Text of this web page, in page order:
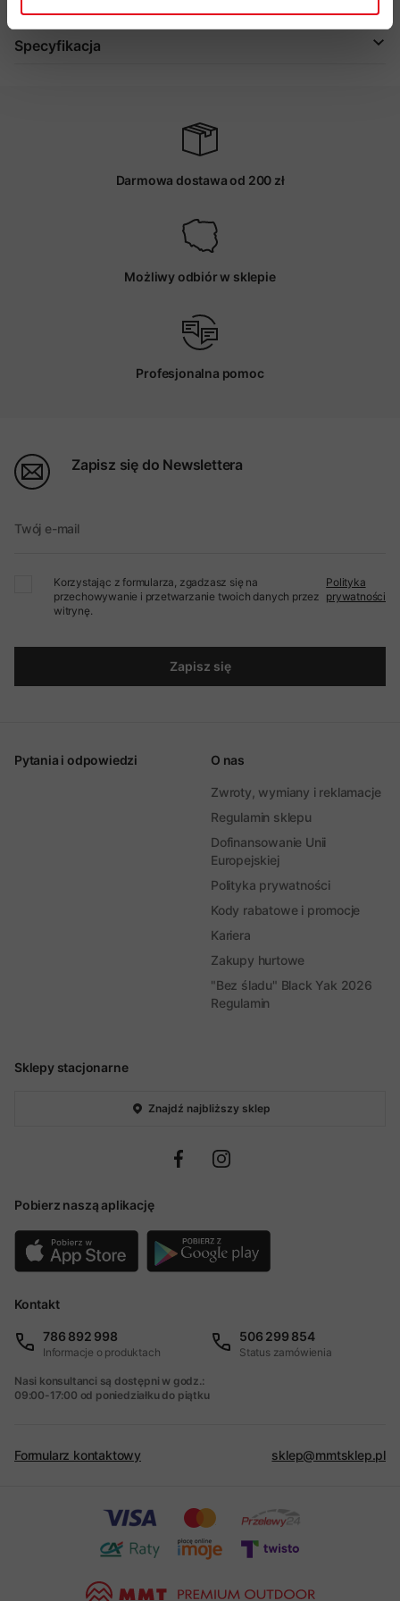
Specyfikacja
Darmowa dostawa od 200 zł
Możliwy odbiór w sklepie
Profesjonalna pomoc
Zapisz się do Newslettera
Twój e-mail
Korzystając z formularza, zgadzasz się na
przechowywanie i przetwarzanie twoich danych przez
witrynę.
Polityka
prywatności
Zapisz się
Sklepy stacjonarne
Znajdź najbliższy sklep
Pobierz naszą aplikację
Pytania i odpowiedzi O nas
Zwroty, wymiany i reklamacje
Regulamin sklepu
Dofinansowanie Unii
Europejskiej
Polityka prywatności
Kody rabatowe i promocje
Kariera
Zakupy hurtowe
"Bez śladu" Black Yak 2026
Regulamin
Kontakt
786 892 998
Informacje o produktach
506 299 854
Status zamówienia
Nasi konsultanci są dostępni w godz.:
09:00-17:00 od poniedziałku do piątku
Formularz kontaktowy sklep@mmtsklep.pl